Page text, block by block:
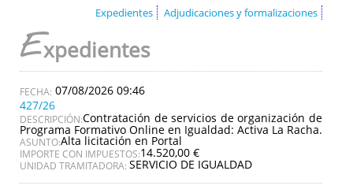
Expedientes Adjudicaciones y formalizaciones
Expedientes
07/08/2026 09:46
427/26
DESCRIPCIÓN:Contratación de servicios de organización de
Programa Formativo Online en Igualdad: Activa La Racha.
ASUNTO:Alta licitación en Portal
IMPORTE CON IMPUESTOS:14.520,00 €
UNIDAD TRAMITADORA: SERVICIO DE IGUALDAD